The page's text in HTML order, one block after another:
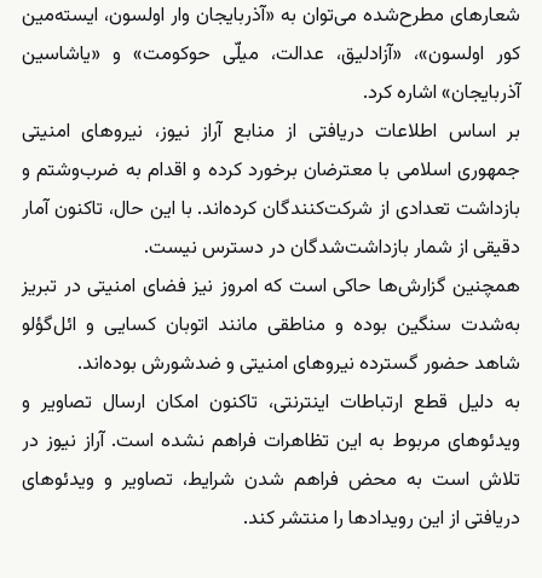
شعارهای مطرح‌شده می‌توان به «آذربایجان وار اولسون، ایسته‌مین
کور اولسون»، «آزادلیق، عدالت، میلّی حوکومت» و «یاشاسین
آذربایجان» اشاره کرد.
بر اساس اطلاعات دریافتی از منابع آراز نیوز، نیروهای امنیتی
جمهوری اسلامی با معترضان برخورد کرده و اقدام به ضرب‌وشتم و
بازداشت تعدادی از شرکت‌کنندگان کرده‌اند. با این حال، تاکنون آمار
دقیقی از شمار بازداشت‌شدگان در دسترس نیست.
همچنین گزارش‌ها حاکی است که امروز نیز فضای امنیتی در تبریز
به‌شدت سنگین بوده و مناطقی مانند اتوبان کسایی و ائل‌گؤلو
شاهد حضور گسترده نیروهای امنیتی و ضدشورش بوده‌اند.
به دلیل قطع ارتباطات اینترنتی، تاکنون امکان ارسال تصاویر و
ویدئوهای مربوط به این تظاهرات فراهم نشده است. آراز نیوز در
تلاش است به محض فراهم شدن شرایط، تصاویر و ویدئوهای
دریافتی از این رویدادها را منتشر کند.